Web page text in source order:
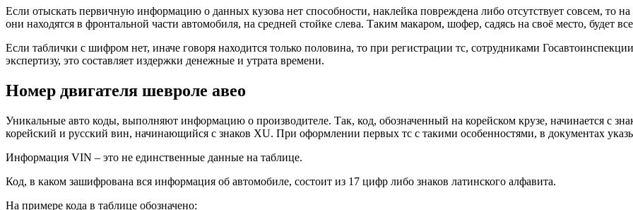
Если отыскать первичную информацию о данных кузова нет способности, наклейка повреждена либо отсутствует совсем, то
они находятся в фронтальной части автомобиля, на средней стойке слева. Таким макаром, шофер, садясь на своё место, будет
Если таблички с шифром нет, иначе говоря находится только половина, то при регистрации тс, сотрудниками
экспертизу, это составляет издержки денежные и утрата времени.
Номер двигателя шевроле авео
Уникальные авто коды, выполняют информацию о производителе. Так, код, обозначенный на корейском крузе, начинается с
корейский и русский вин, начинающийся с знаков XU. При оформлении первых тс с такими особенностями, в документах
Информация VIN – это не единственные данные на таблице.
Код, в каком зашифрована вся информация об автомобиле, состоит из 17 цифр либо знаков латинского алфавита.
На примере кода в таблице обозначено: